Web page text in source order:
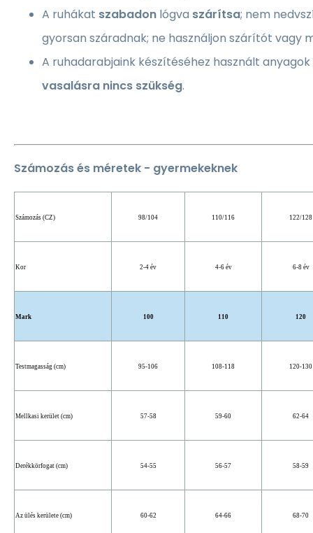
A ruhákat szabadon lógva szárítsa; nem
gyorsan száradnak; ne használjon szárítót vagy
A ruhadarabjaink készítéséhez használt
vasalásra nincs szükség.
Számozás és méretek - gyermekeknek
Számozás (CZ) 98/104 110/116 122/128
Kor 2-4 év 4-6 év 6-8 év
Mark 100 110 120
Testmagasság (cm) 95-106 108-118 120-130
Mellkasi kerület (cm) 57-58 59-60 62-64
Derékkörfogat (cm) 54-55 56-57 58-59
Az ülés kerülete (cm) 60-62 64-66 68-70